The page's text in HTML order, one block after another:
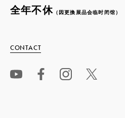
全年不休（因更換展品会临时闭馆）
CONTACT